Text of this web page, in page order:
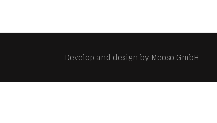
Develop and design byMeoso GmbH